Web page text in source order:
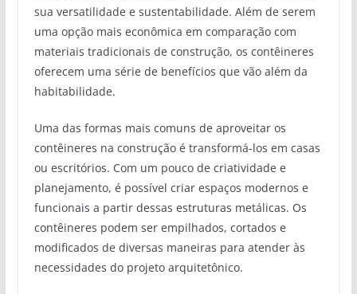
sua versatilidade e sustentabilidade. Além de serem
uma opção mais econômica em comparação com
materiais tradicionais de construção, os contêineres
oferecem uma série de benefícios que vão além da
habitabilidade.
Uma das formas mais comuns de aproveitar os
contêineres na construção é transformá-los em casas
ou escritórios. Com um pouco de criatividade e
planejamento, é possível criar espaços modernos e
funcionais a partir dessas estruturas metálicas. Os
contêineres podem ser empilhados, cortados e
modificados de diversas maneiras para atender às
necessidades do projeto arquitetônico.